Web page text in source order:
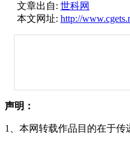
文章出自: 世科网
本文网址: http://
声明：
1、本网转载作品目的在于传